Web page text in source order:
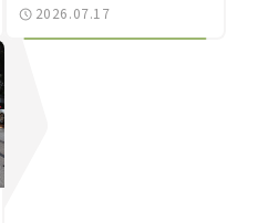
田智之の「クルマでざっ
2026.07.17